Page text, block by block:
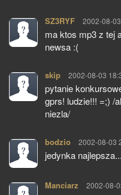
SZ3RYF pisze:
2002-08-
ma ktos mp3 z tej
newsa :(
skip pisze:
2002-08-03
pytanie
gprs! ludzie!!! =;) /
niezla/
bodzio pisze:
2002-08-03
jedynka najlepsza...
Manciarz pisze:
2002-08-